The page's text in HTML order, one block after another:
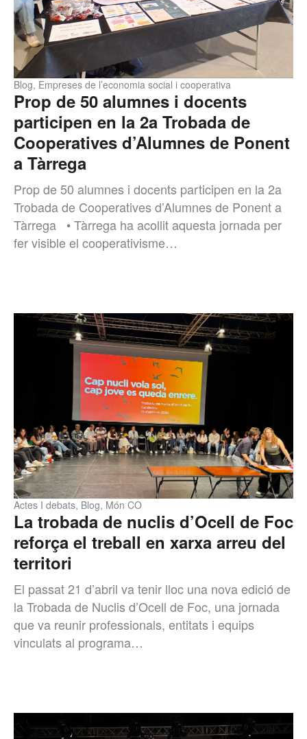
Prop de 50 alumnes i docents
participen en la 2a Trobada de
Cooperatives d’Alumnes de Ponent
a Tàrrega
Blog, Empreses de l’economia social i cooperativa
Prop de 50 alumnes i docents participen en la 2a
Trobada de Cooperatives d’Alumnes de Ponent a
Tàrrega • Tàrrega ha acollit aquesta jornada per
fer visible el cooperativisme…
La trobada de nuclis d’Ocell de Foc
reforça el treball en xarxa arreu del
territori
Actes I debats, Blog, Món CO
El passat 21 d’abril va tenir lloc una nova edició de
la Trobada de Nuclis d’Ocell de Foc, una jornada
que va reunir professionals, entitats i equips
vinculats al programa…